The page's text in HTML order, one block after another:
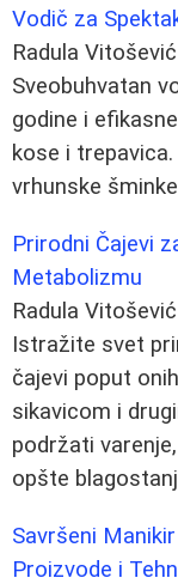
Vodič za
Radula Vitošević
Sveobuhvatan
godine i
kose i
vrhunske
Prirodni Čajevi
Metabolizmu
Radula Vitošević
Istražite svet
čajevi poput
sikavicom i
podržati
opšte
Savršeni
Proizvode i